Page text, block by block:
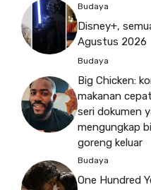
Budaya
Disney+,
Agustus 2026
Budaya
Big Chicken:
makanan
seri dokumen
mengungkap
goreng keluar
Budaya
One Hundred